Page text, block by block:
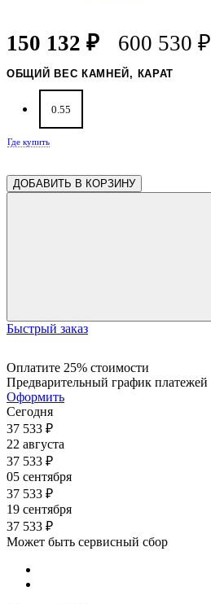
150 132 ₽ 600 530 ₽
ОБЩИЙ ВЕС КАМНЕЙ, КАРАТ
0.55
Где купить
ДОБАВИТЬ В КОРЗИНУ
Быстрый заказ
Оплатите 25% стоимости
Предварительный график платежей
Оформить
Сегодня
37 533 ₽
22 августа
37 533 ₽
05 сентября
37 533 ₽
19 сентября
37 533 ₽
Может быть сервисный сбор